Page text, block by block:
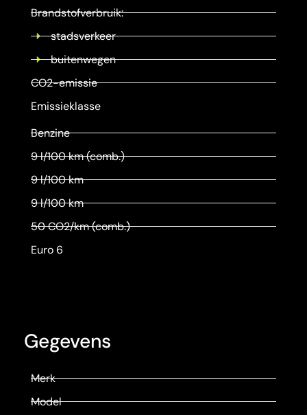
Brandstofverbruik:
stadsverkeer
buitenwegen
CO2-emissie
Emissieklasse
Benzine
9 l/100 km (comb.)
9 l/100 km
9 l/100 km
50 CO2/km (comb.)
Euro 6
Gegevens
Merk
Model